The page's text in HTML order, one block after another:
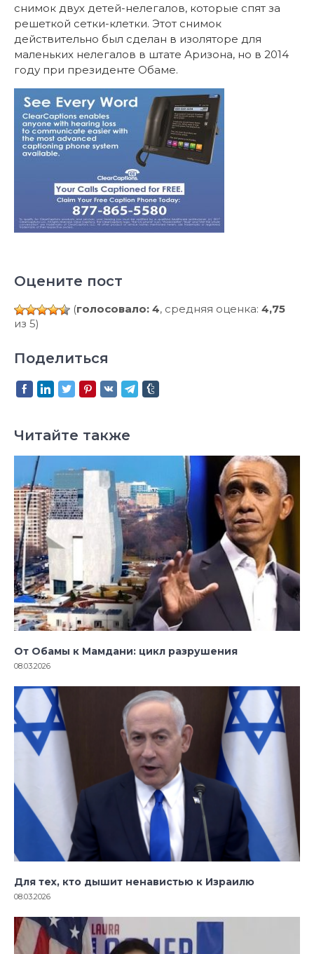
снимок двух детей-нелегалов, которые спят за
решеткой сетки-клетки. Этот снимок
действительно был сделан в изоляторе для
маленьких нелегалов в штате Аризона, но в 2014
году при президенте Обаме.
Оцените пост
(голосовало: 4, средняя оценка: 4,75
из 5)
Поделиться
Читайте также
От Обамы к Мамдани: цикл разрушения
08.03.2026
Для тех, кто дышит ненавистью к Израилю
08.03.2026